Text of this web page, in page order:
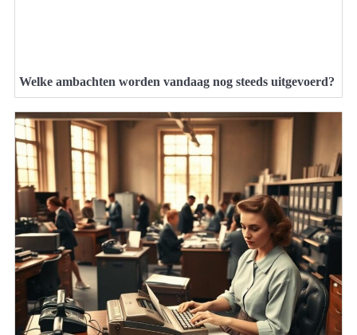
Welke ambachten worden vandaag nog steeds uitgevoerd?